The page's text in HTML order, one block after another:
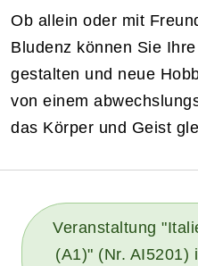
Ob allein oder mit
Bludenz können Sie
gestalten und neue
von einem
das Körper und Geist
Veranstaltung
(A1)" (Nr. AI5201)